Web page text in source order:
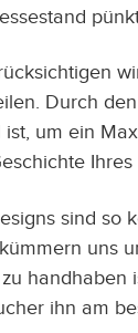
Durch
um ein
sind so
uns
handhaben
ihn am